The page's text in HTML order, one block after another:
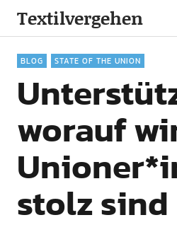
Textilvergehen
BLOG STATE OF THE UNION
worauf
stolz sind